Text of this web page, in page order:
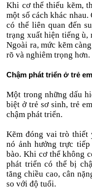
Khi cơ thể thiếu kẽm,
một số cách khác
có thể liên quan đến
trạng xuất hiện tiếng ù,
Ngoài ra, mức kẽm
rõ và nghiêm trọng hơn.
Chậm phát triển ở trẻ em
Một trong những dấu
biệt ở trẻ sơ sinh, trẻ
chậm phát triển.
Kẽm đóng vai trò thiết
nó ảnh hưởng trực
bào. Khi cơ thể không
phát triển có thể bị
tăng chiều cao, cân
so với độ tuổi.